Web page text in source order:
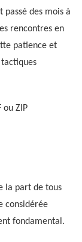
passé des mois à
rencontres en
patience et
ou ZIP
la part de tous
considérée
fondamental.